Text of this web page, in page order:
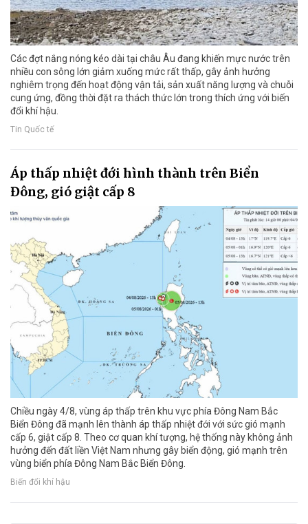
Các đợt nắng nóng kéo dài tại châu Âu đang khiến mực nước trên
nhiều con sông lớn giảm xuống mức rất thấp, gây ảnh hưởng
nghiêm trọng đến hoạt động vận tải, sản xuất năng lượng và chuỗi
cung ứng, đồng thời đặt ra thách thức lớn trong thích ứng với biến
đổi khí hậu.
Tin Quốc tế
Áp thấp nhiệt đới hình thành trên Biển
Đông, gió giật cấp 8
Chiều ngày 4/8, vùng áp thấp trên khu vực phía Đông Nam Bắc
Biển Đông đã mạnh lên thành áp thấp nhiệt đới với sức gió mạnh
cấp 6, giật cấp 8. Theo cơ quan khí tượng, hệ thống này không ảnh
hưởng đến đất liền Việt Nam nhưng gây biển động, gió mạnh trên
vùng biển phía Đông Nam Bắc Biển Đông.
Biến đổi khí hậu